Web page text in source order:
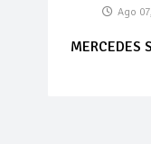
Ago 07,
MERCEDES